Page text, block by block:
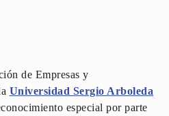
de Empresas y
Universidad Sergio Arboleda
especial por parte